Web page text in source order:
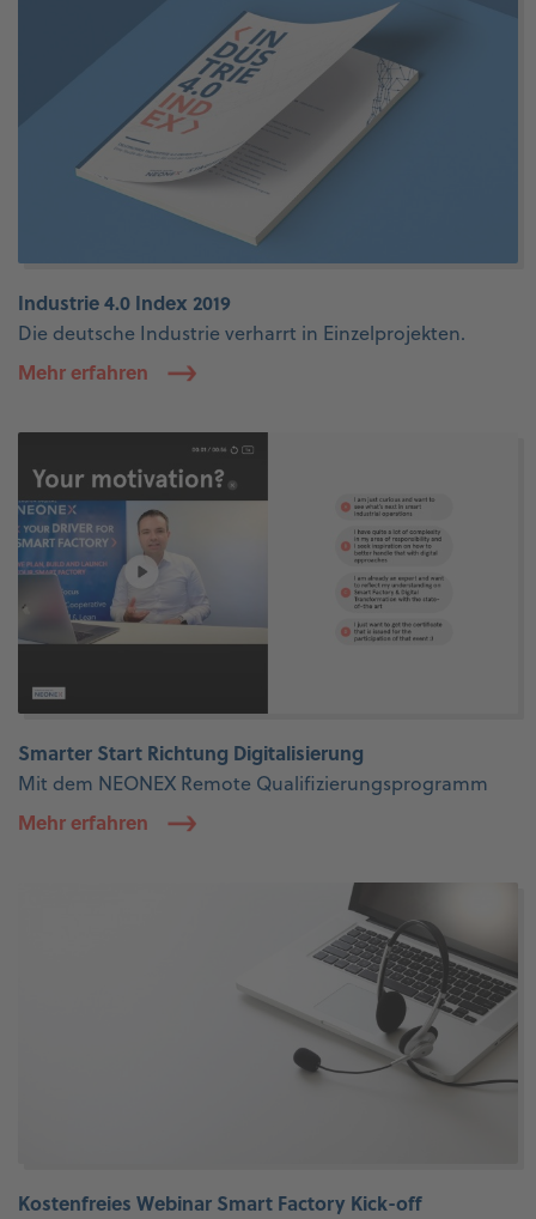
Industrie 4.0 Index 2019
Die deutsche Industrie verharrt in Einzelprojekten.
Mehr erfahren
Smarter Start Richtung Digitalisierung
Mit dem NEONEX Remote Qualifizierungsprogramm
Mehr erfahren
Kostenfreies Webinar Smart Factory Kick-off